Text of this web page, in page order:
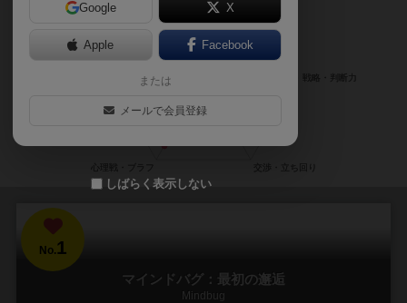
No.1
マインドバグ：最初の邂逅
Mindbug
Google X
Apple Facebook
または
メールで会員登録
しばらく表示しない